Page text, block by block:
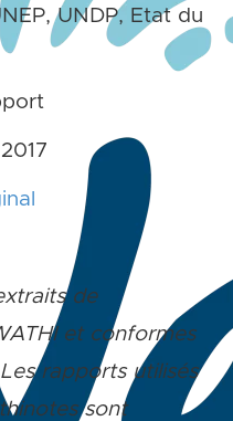
UNDP, Etat du
de
et conformes
rapports utilisés
sont